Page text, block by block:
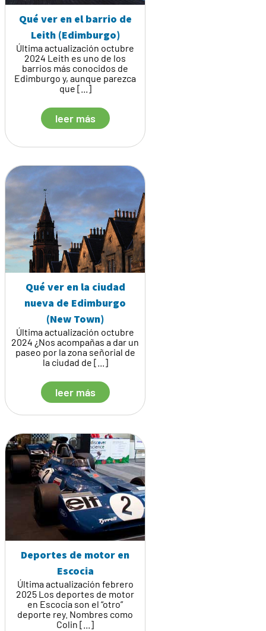
Qué ver en el barrio de
Leith (Edimburgo)
Última actualización octubre
2024 Leith es uno de los
barrios más conocidos de
Edimburgo y, aunque parezca
que [...]
leer más
Qué ver en la ciudad
nueva de Edimburgo
(New Town)
Última actualización octubre
2024 ¿Nos acompañas a dar un
paseo por la zona señorial de
la ciudad de [...]
leer más
Deportes de motor en
Escocia
Última actualización febrero
2025 Los deportes de motor
en Escocia son el “otro”
deporte rey. Nombres como
Colin [...]